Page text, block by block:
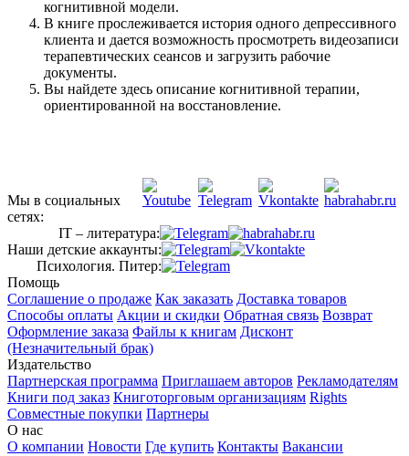
когнитивной модели.
В книге прослеживается история одного депрессивного
клиента и дается возможность просмотреть видеозаписи
терапевтических сеансов и загрузить рабочие
документы.
Вы найдете здесь описание когнитивной терапии,
ориентированной на восстановление.
Мы в социальных
сетях:
IT – литература:
Наши детские аккаунты:
Психология. Питер:
Помощь
Соглашение о продаже Как заказать Доставка товаров
Способы оплаты Акции и скидки Обратная связь Возврат
Оформление заказа Файлы к книгам Дисконт
(Незначительный брак)
Издательство
Партнерская программа Приглашаем авторов Рекламодателям
Книги под заказ Книготорговым организациям Rights
Совместные покупки Партнеры
О нас
О компании Новости Где купить Контакты Вакансии